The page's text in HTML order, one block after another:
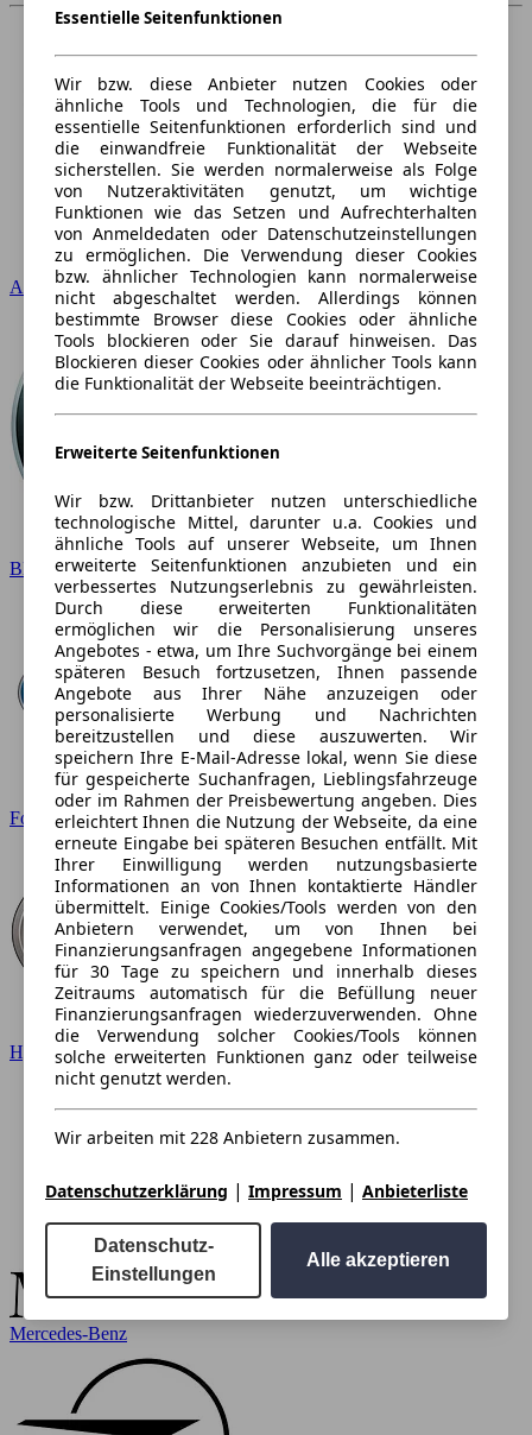
Audi
BMW
Ford
Hyundai
Mercedes-Benz
Essentielle Seitenfunktionen
Wir bzw. diese Anbieter nutzen Cookies oder
ähnliche Tools und Technologien, die für die
essentielle Seitenfunktionen erforderlich sind und
die einwandfreie Funktionalität der Webseite
sicherstellen. Sie werden normalerweise als Folge
von Nutzeraktivitäten genutzt, um wichtige
Funktionen wie das Setzen und Aufrechterhalten
von Anmeldedaten oder Datenschutzeinstellungen
zu ermöglichen. Die Verwendung dieser Cookies
bzw. ähnlicher Technologien kann normalerweise
nicht abgeschaltet werden. Allerdings können
bestimmte Browser diese Cookies oder ähnliche
Tools blockieren oder Sie darauf hinweisen. Das
Blockieren dieser Cookies oder ähnlicher Tools kann
die Funktionalität der Webseite beeinträchtigen.
Erweiterte Seitenfunktionen
Wir bzw. Drittanbieter nutzen unterschiedliche
technologische Mittel, darunter u.a. Cookies und
ähnliche Tools auf unserer Webseite, um Ihnen
erweiterte Seitenfunktionen anzubieten und ein
verbessertes Nutzungserlebnis zu gewährleisten.
Durch diese erweiterten Funktionalitäten
ermöglichen wir die Personalisierung unseres
Angebotes - etwa, um Ihre Suchvorgänge bei einem
späteren Besuch fortzusetzen, Ihnen passende
Angebote aus Ihrer Nähe anzuzeigen oder
personalisierte Werbung und Nachrichten
bereitzustellen und diese auszuwerten. Wir
speichern Ihre E-Mail-Adresse lokal, wenn Sie diese
für gespeicherte Suchanfragen, Lieblingsfahrzeuge
oder im Rahmen der Preisbewertung angeben. Dies
erleichtert Ihnen die Nutzung der Webseite, da eine
erneute Eingabe bei späteren Besuchen entfällt. Mit
Ihrer Einwilligung werden nutzungsbasierte
Informationen an von Ihnen kontaktierte Händler
übermittelt. Einige Cookies/Tools werden von den
Anbietern verwendet, um von Ihnen bei
Finanzierungsanfragen angegebene Informationen
für 30 Tage zu speichern und innerhalb dieses
Zeitraums automatisch für die Befüllung neuer
Finanzierungsanfragen wiederzuverwenden. Ohne
die Verwendung solcher Cookies/Tools können
solche erweiterten Funktionen ganz oder teilweise
nicht genutzt werden.
Wir arbeiten mit 228 Anbietern zusammen.
Datenschutzerklärung | Impressum | Anbieterliste
Datenschutz-
Einstellungen
Alle akzeptieren